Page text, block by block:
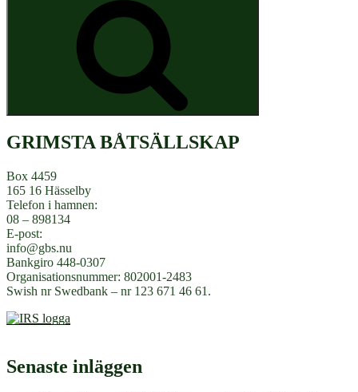
GRIMSTA BÅTSÄLLSKAP
Box 4459
165 16 Hässelby
Telefon i hamnen:
08 – 898134
E-post:
info@gbs.nu
Bankgiro 448-0307
Organisationsnummer: 802001-2483
Swish nr Swedbank – nr 123 671 46 61.
Senaste inläggen